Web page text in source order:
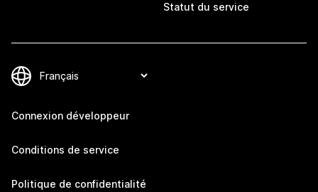
Statut du service
Connexion développeur
Conditions de service
Politique de confidentialité